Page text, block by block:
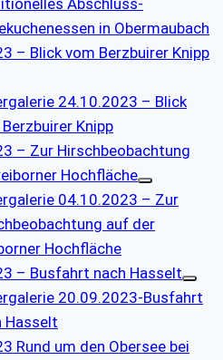
in Obermaubach
– Blick vom Berzbuirer Knipp
24.10.2023 – Blick
Knipp
– Zur Hirschbeobachtung
Hochfläche
04.10.2023 – Zur
auf der
Hochfläche
– Busfahrt nach Hasselt
20.09.2023-Busfahrt
Hasselt
Rund um den Obersee bei